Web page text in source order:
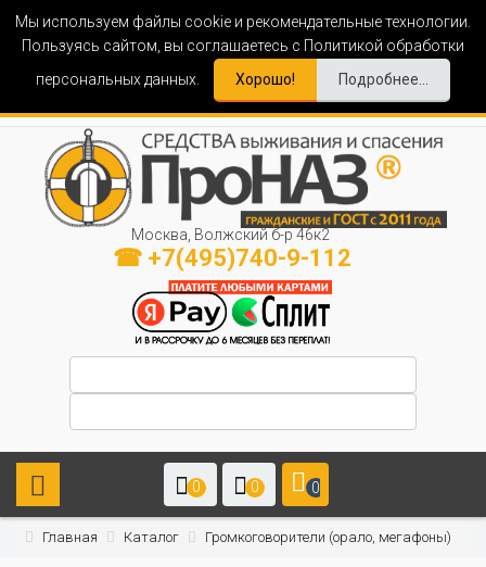
Мы используем файлы cookie и рекомендательные технологии.
Пользуясь сайтом, вы соглашаетесь с Политикой обработки
персональных данных.
Хорошо! Подробнее...
Москва, Волжский б-р 46к2
☎ +7(495)740-9-112
0 0 0
Главная Каталог Громкоговорители (орало, мегафоны)